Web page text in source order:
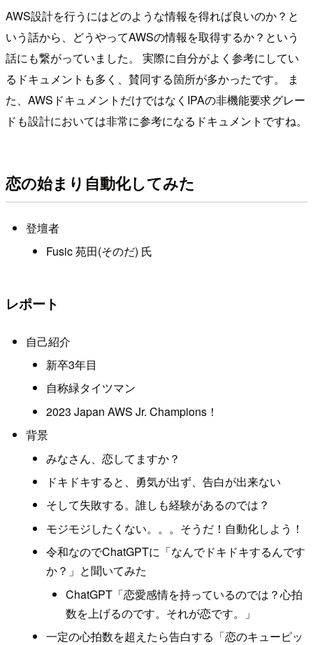
AWS設計を行うにはどのような情報を得れば良いのか？と
いう話から、どうやってAWSの情報を取得するか？という
話にも繋がっていました。 実際に自分がよく参考にしてい
るドキュメントも多く、賛同する箇所が多かったです。 ま
た、AWSドキュメントだけではなくIPAの非機能要求グレー
ドも設計においては非常に参考になるドキュメントですね。
恋の始まり自動化してみた
登壇者
Fusic 苑田(そのだ) 氏
レポート
自己紹介
新卒3年目
自称緑タイツマン
2023 Japan AWS Jr. Champions！
背景
みなさん、恋してますか？
ドキドキすると、勇気が出ず、告白が出来ない
そして失敗する。誰しも経験があるのでは？
モジモジしたくない。。。そうだ！自動化しよう！
令和なのでChatGPTに「なんでドキドキするんです
か？」と聞いてみた
ChatGPT「恋愛感情を持っているのでは？心拍
数を上げるのです。それが恋です。」
一定の心拍数を超えたら告白する「恋のキューピッ